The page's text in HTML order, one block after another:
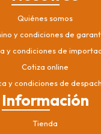
Quiénes somos
y condiciones de
y condiciones de
Cotiza online
y condiciones de
Información
Tienda